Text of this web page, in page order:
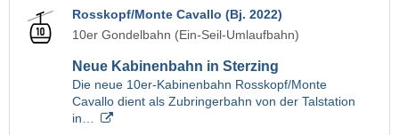
Rosskopf/Monte Cavallo (Bj. 2022)
10er Gondelbahn (Ein-Seil-Umlaufbahn)
Neue Kabinenbahn in Sterzing
Die neue 10er-Kabinenbahn Rosskopf/Monte
Cavallo dient als Zubringerbahn von der Talstation
in…